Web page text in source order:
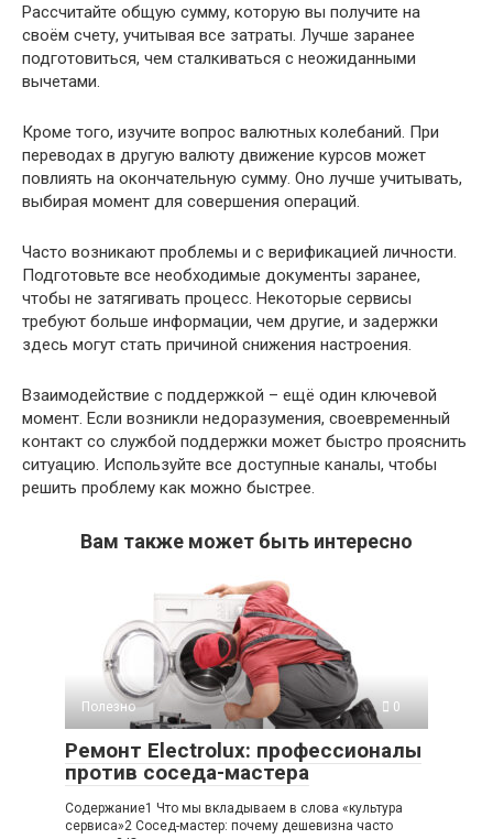
Рассчитайте общую сумму, которую вы получите на
своём счету, учитывая все затраты. Лучше заранее
подготовиться, чем сталкиваться с неожиданными
вычетами.
Кроме того, изучите вопрос валютных колебаний. При
переводах в другую валюту движение курсов может
повлиять на окончательную сумму. Оно лучше учитывать,
выбирая момент для совершения операций.
Часто возникают проблемы и с верификацией личности.
Подготовьте все необходимые документы заранее,
чтобы не затягивать процесс. Некоторые сервисы
требуют больше информации, чем другие, и задержки
здесь могут стать причиной снижения настроения.
Взаимодействие с поддержкой – ещё один ключевой
момент. Если возникли недоразумения, своевременный
контакт со службой поддержки может быстро прояснить
ситуацию. Используйте все доступные каналы, чтобы
решить проблему как можно быстрее.
Вам также может быть интересно
Полезно 0
Ремонт Electrolux: профессионалы
против соседа-мастера
Содержание1 Что мы вкладываем в слова «культура
сервиса»2 Сосед-мастер: почему дешевизна часто